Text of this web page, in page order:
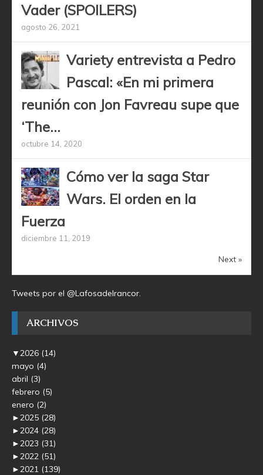
Vader (SPOILERS)
agosto 26, 2021
Variety entrevista a Pedro
Pascal: «En mi primera
reunión con Jon Favreau supe que
‘The...
octubre 14, 2020
Cómo ver la saga Star
Wars. El orden en la
Fuerza
diciembre 11, 2019
Next »
Tweets por el @Lafosadelrancor.
ARCHIVOS
▼2026 (14)
mayo (4)
abril (3)
febrero (5)
enero (2)
►2025 (28)
►2024 (28)
►2023 (31)
►2022 (51)
►2021 (139)